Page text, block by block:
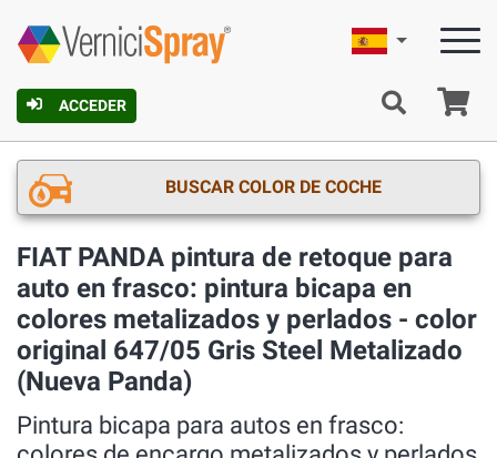
ACCEDER
Español
BUSCAR COLOR DE COCHE
FIAT PANDA pintura de retoque para
auto en frasco: pintura bicapa en
colores metalizados y perlados - color
original 647/05 Gris Steel Metalizado
(Nueva Panda)
Pintura bicapa para autos en frasco: